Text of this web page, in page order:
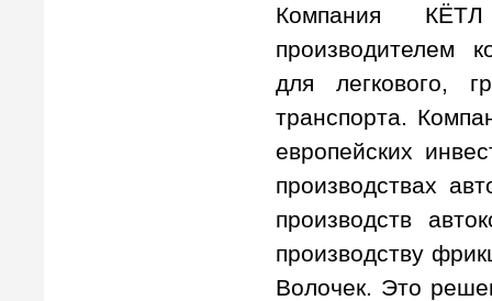
Компания КЁТЛ
производителем
для легкового,
транспорта.
европейских
производствах
производств
производству
Волочек. Это